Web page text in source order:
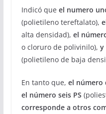
Indicó que el numero
(polietileno tereftalato),
alta densidad), el
o cloruro de polivinilo), y
(polietileno de baja
En tanto que, el número
el número seis PS
corresponde a otros